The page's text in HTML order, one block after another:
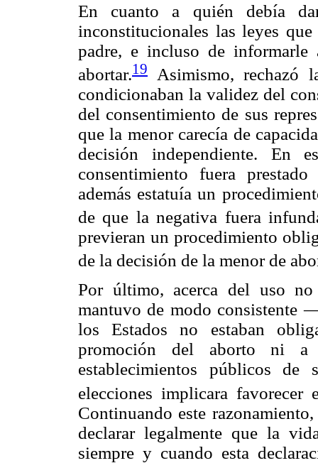
En cuanto a quién debía
inconstitucionales las leyes
padre, e incluso de informarle
abortar.19
Asimismo, rechazó
condicionaban la validez del
del consentimiento de sus
que la menor carecía de
decisión independiente.
consentimiento fuera
además estatuía un
de que la negativa fuera
previeran un procedimiento
de la decisión de la menor de
Por último, acerca del uso
mantuvo de modo consistente
los Estados no estaban
promoción del aborto ni a
establecimientos públicos de
elecciones implicara
Continuando este
declarar legalmente que la
siempre y cuando esta